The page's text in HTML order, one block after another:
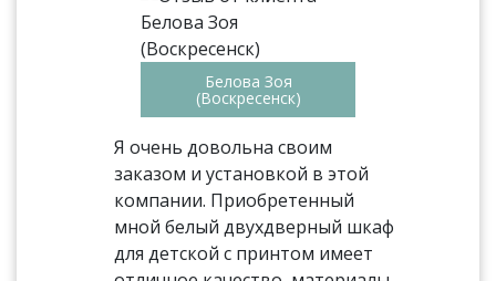
Белова Зоя
(Воскресенск)
Я очень довольна своим
заказом и установкой в этой
компании. Приобретенный
мной белый двухдверный шкаф
для детской с принтом имеет